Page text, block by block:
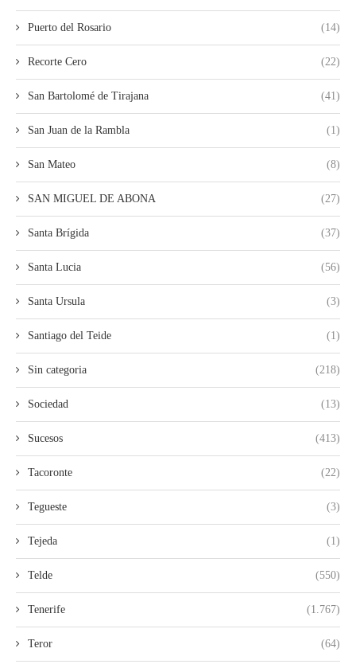
Puerto del Rosario (14)
Recorte Cero (22)
San Bartolomé de Tirajana (41)
San Juan de la Rambla (1)
San Mateo (8)
SAN MIGUEL DE ABONA (27)
Santa Brígida (37)
Santa Lucia (56)
Santa Ursula (3)
Santiago del Teide (1)
Sin categoria (218)
Sociedad (13)
Sucesos (413)
Tacoronte (22)
Tegueste (3)
Tejeda (1)
Telde (550)
Tenerife (1.767)
Teror (64)